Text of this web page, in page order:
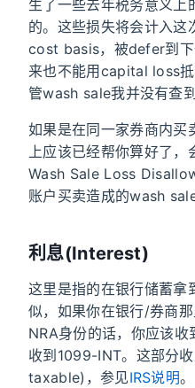
生了一些去年税务意义上
的。这些损失将会计入
cost basis，被defer到
来也不能用capital loss
管wash sale我并没有查
如果是在同一家券商内
上应该已经帮你算好了
Wash Sale Loss
账户买卖造成的wash
利息(Interest)
这里是指的在银行储蓄拿
似，如果你在银行/券商
NRA身份的话，你应该
收到1099-INT。这部分
taxable)，参见IRS说明。